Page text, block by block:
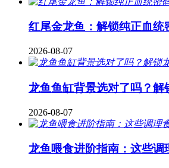
红尾金龙鱼：解锁纯正血统
2026-08-07
龙鱼鱼缸背景选对了吗？
2026-08-07
龙鱼喂食进阶指南：这些